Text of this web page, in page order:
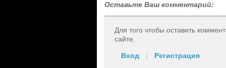
Оставьте Ваш комментарий:
Для того чтобы оставить
сайте.
Вход | Регистрация